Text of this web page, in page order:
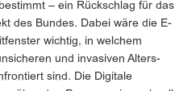
– ein Rückschlag für das
des Bundes. Dabei wäre die E-
wichtig, in welchem
und invasiven Alters-
sind. Die Digitale